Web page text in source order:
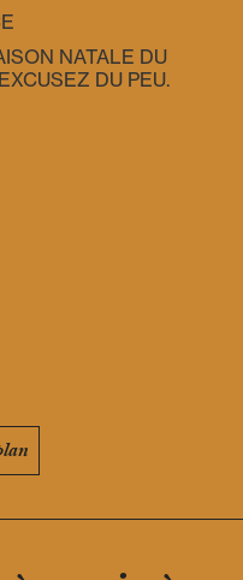
NATALE DU
DU PEU.